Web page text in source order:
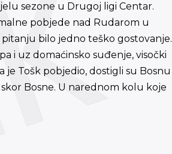
sezone u Drugoj ligi Centar.
pobjede nad Rudarom u
pitanju bilo jedno teško gostovanje.
i uz domaćinsko suđenje, visočki
je Tošk pobjedio, dostigli su Bosnu
Bosne. U narednom kolu koje